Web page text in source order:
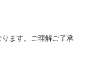
ます。ご理解ご了承